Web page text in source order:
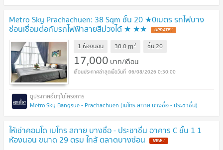
Metro Sky Prachachuen: 38 Sqm ชั้น 20 ★0เมตร รถไฟบาง
ซ่อนเชื่อมต่อกับรถไฟฟ้าสายสีม่วงได้ ★ ★★
1 ห้องนอน 38.0 m2 ชั้น20
17,000 บาท/เดือน
06/08/2026 0:30:00
Metro Sky Bangsue - Prachachuen (เมโทร สกาย บางซื่อ - ประชาชื่น)
ให้เช่าคอนโด เมโทร สกาย บางซื่อ - ประชาชื่น อาคาร C ชั้น 1 1
ห้องนอน ขนาด 29 ตรม ใกล้ ตลาดบางซ่อน